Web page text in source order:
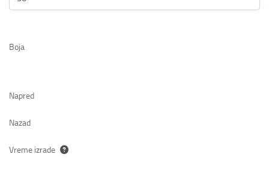
Boja
Napred
Nazad
Vreme izrade